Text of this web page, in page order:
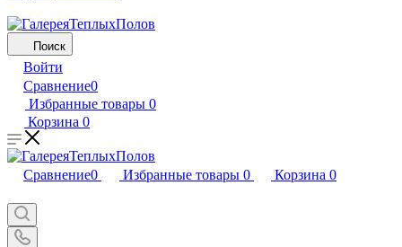
Поиск
Войти
Сравнение0
Избранные товары 0
Корзина 0
Сравнение0 Избранные товары 0 Корзина 0